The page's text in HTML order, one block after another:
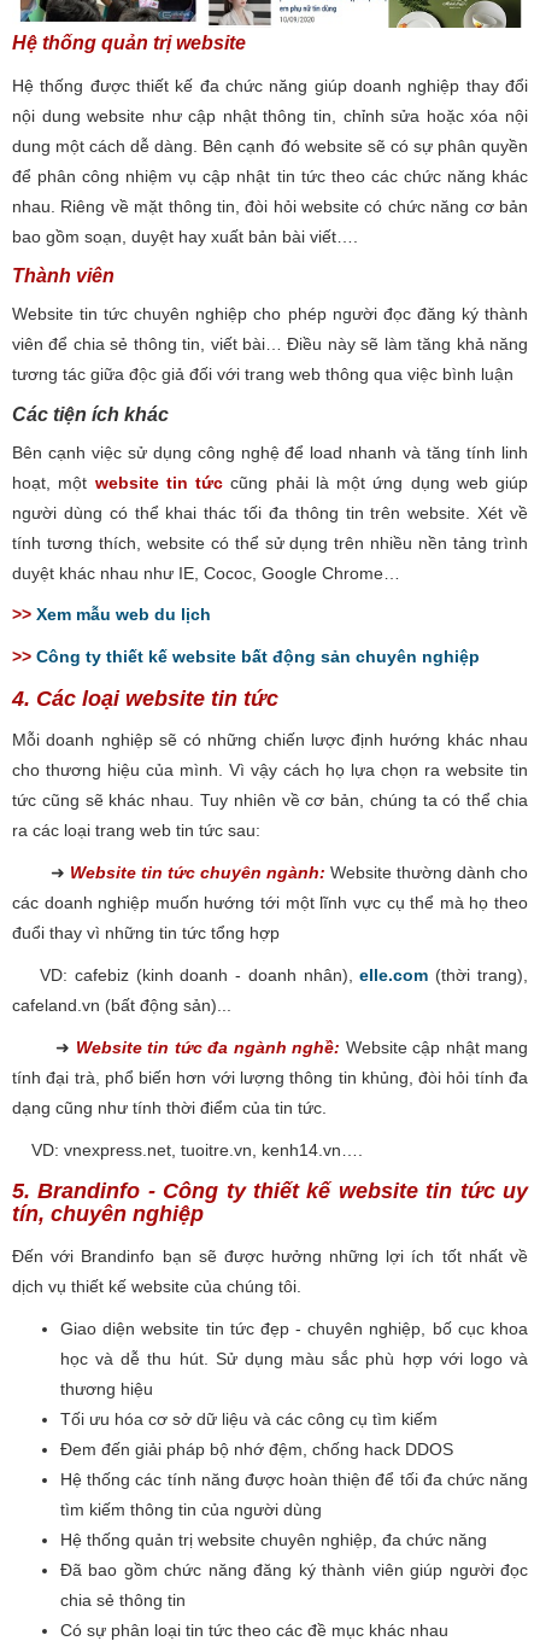
Hệ thống quản trị website
Hệ thống được thiết kế đa chức năng giúp doanh nghiệp thay đổi
nội dung website như cập nhật thông tin, chỉnh sửa hoặc xóa nội
dung một cách dễ dàng. Bên cạnh đó website sẽ có sự phân quyền
để phân công nhiệm vụ cập nhật tin tức theo các chức năng khác
nhau. Riêng về mặt thông tin, đòi hỏi website có chức năng cơ bản
bao gồm soạn, duyệt hay xuất bản bài viết….
Thành viên
Website tin tức chuyên nghiệp cho phép người đọc đăng ký thành
viên để chia sẻ thông tin, viết bài… Điều này sẽ làm tăng khả năng
tương tác giữa độc giả đối với trang web thông qua việc bình luận
Các tiện ích khác
Bên cạnh việc sử dụng công nghệ để load nhanh và tăng tính linh
hoạt, một website tin tức cũng phải là một ứng dụng web giúp
người dùng có thể khai thác tối đa thông tin trên website. Xét về
tính tương thích, website có thể sử dụng trên nhiều nền tảng trình
duyệt khác nhau như IE, Cococ, Google Chrome…
>> Xem mẫu web du lịch
>> Công ty thiết kế website bất động sản chuyên nghiệp
4. Các loại website tin tức
Mỗi doanh nghiệp sẽ có những chiến lược định hướng khác nhau
cho thương hiệu của mình. Vì vậy cách họ lựa chọn ra website tin
tức cũng sẽ khác nhau. Tuy nhiên về cơ bản, chúng ta có thể chia
ra các loại trang web tin tức sau:
➜ Website tin tức chuyên ngành: Website thường dành cho
các doanh nghiệp muốn hướng tới một lĩnh vực cụ thể mà họ theo
đuổi thay vì những tin tức tổng hợp
VD: cafebiz (kinh doanh - doanh nhân),elle.com (thời trang),
cafeland.vn (bất động sản)...
➜ Website tin tức đa ngành nghề: Website cập nhật mang
tính đại trà, phổ biến hơn với lượng thông tin khủng, đòi hỏi tính đa
dạng cũng như tính thời điểm của tin tức.
VD: vnexpress.net, tuoitre.vn, kenh14.vn….
5. Brandinfo - Công ty thiết kế website tin tức uy
tín, chuyên nghiệp
Đến với Brandinfo bạn sẽ được hưởng những lợi ích tốt nhất về
dịch vụ thiết kế website của chúng tôi.
Giao diện website tin tức đẹp - chuyên nghiệp, bố cục khoa
học và dễ thu hút. Sử dụng màu sắc phù hợp với logo và
thương hiệu
Tối ưu hóa cơ sở dữ liệu và các công cụ tìm kiếm
Đem đến giải pháp bộ nhớ đệm, chống hack DDOS
Hệ thống các tính năng được hoàn thiện để tối đa chức năng
tìm kiếm thông tin của người dùng
Hệ thống quản trị website chuyên nghiệp, đa chức năng
Đã bao gồm chức năng đăng ký thành viên giúp người đọc
chia sẻ thông tin
Có sự phân loại tin tức theo các đề mục khác nhau